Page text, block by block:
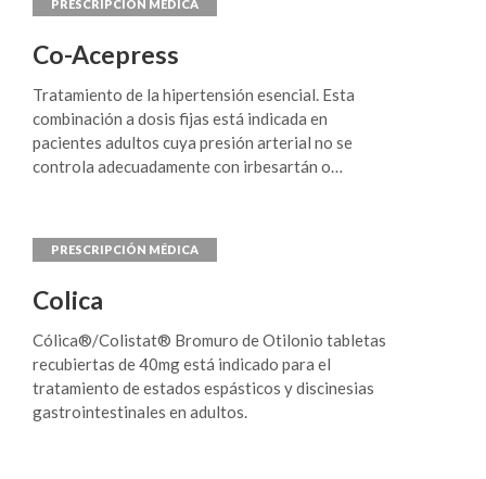
cuya hipertensión no se encuentra
monoterapia.
Co-Acepress
Tratamiento de la hipertensión esencial. Esta
combinación a dosis fijas está indicada en
pacientes adultos cuya presión arterial no se
controla adecuadamente con irbesartán o
Colica
Cólica®/Colistat® Bromuro de Otilonio tabletas
recubiertas de 40mg está indicado para el
tratamiento de estados espásticos y discinesias
gastrointestinales en adultos.